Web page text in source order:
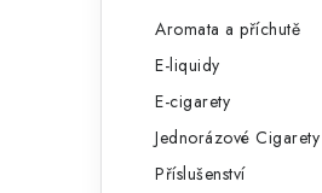
Aromata a příchutě
E-liquidy
E-cigarety
Jednorázové Cigarety
Příslušenství